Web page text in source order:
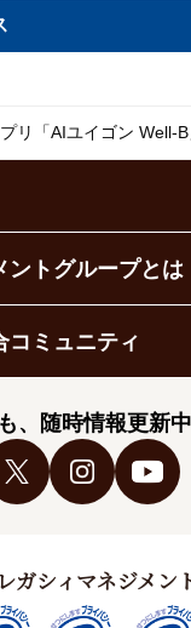
リ 「AIユイゴン Well-B
ントグループとは
コミュニティ
、随時情報更新中
レガシィマネジメン